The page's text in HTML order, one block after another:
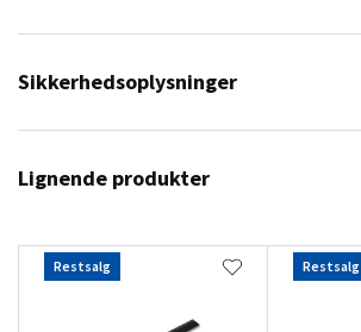
Sikkerhedsoplysninger
Lignende produkter
Restsalg Restsalg